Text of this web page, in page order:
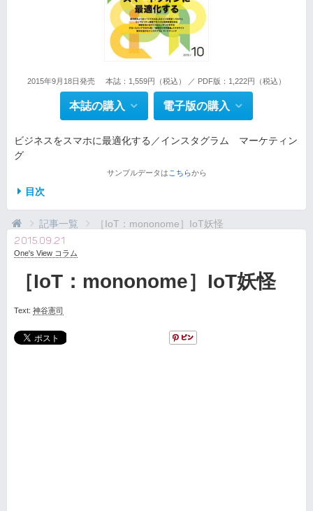
2015年9月18日発売 本誌：1,559円（税込） ／ PDF版：1,222円（税込）
本誌の購入 電子版の購入
ビジネスをスマホに最適化する／インスタグラム マーケティン
グ
サンプルデータは こちらから
目次
記事一覧 ［IoT：mononome］IoT妖怪
2015.09.21
One's View コラム
［IoT：mononome］IoT妖怪
Text: 神谷憲司